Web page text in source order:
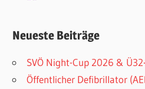
Neueste Beiträge
SVÖ Night-Cup 2026 &
Öffentlicher Defibrillator